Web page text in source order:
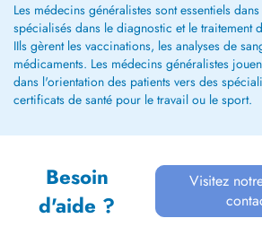
Les médecins généralistes sont essentiels
spécialisés dans le diagnostic et le traitement
IIls gèrent les vaccinations, les analyses de
médicaments. Les médecins généralistes
dans l'orientation des patients vers des
certificats de santé pour le travail ou le sport.
Besoin
d'aide ?
Visitez